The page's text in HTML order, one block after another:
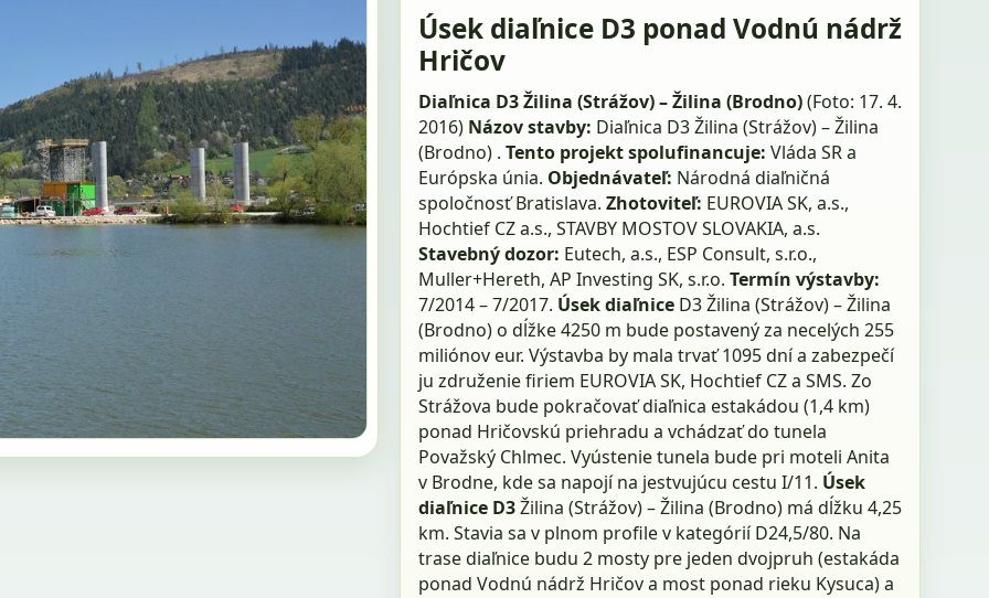
Úsek diaľnice D3 ponad Vodnú nádrž
Hričov
Diaľnica D3 Žilina (Strážov) – Žilina (Brodno)(Foto: 17. 4.
2016) Názov stavby: Diaľnica D3 Žilina (Strážov) – Žilina
(Brodno) . Tento projekt spolufinancuje: Vláda SR a
Európska únia. Objednávateľ: Národná diaľničná
spoločnosť Bratislava. Zhotoviteľ: EUROVIA SK, a.s.,
Hochtief CZ a.s., STAVBY MOSTOV SLOVAKIA, a.s.
Stavebný dozor: Eutech, a.s., ESP Consult, s.r.o.,
Muller+Hereth, AP Investing SK, s.r.o. Termín výstavby:
7/2014 – 7/2017. Úsek diaľniceD3 Žilina (Strážov) – Žilina
(Brodno) o dĺžke 4250 m bude postavený za necelých 255
miliónov eur. Výstavba by mala trvať 1095 dní a zabezpečí
ju združenie firiem EUROVIA SK, Hochtief CZ a SMS. Zo
Strážova bude pokračovať diaľnica estakádou (1,4 km)
ponad Hričovskú priehradu a vchádzať do tunela
Považský Chlmec. Vyústenie tunela bude pri moteli Anita
v Brodne, kde sa napojí na jestvujúcu cestu I/11. Úsek
diaľnice D3Žilina (Strážov) – Žilina (Brodno) má dĺžku 4,25
km. Stavia sa v plnom profile v kategórií D24,5/80. Na
trase diaľnice budu 2 mosty pre jeden dvojpruh (estakáda
ponad Vodnú nádrž Hričov a most ponad rieku Kysuca) a